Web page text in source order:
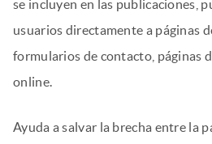
se incluyen en las publicaciones,
usuarios directamente a páginas
formularios de contacto, páginas
online.
Ayuda a salvar la brecha entre la